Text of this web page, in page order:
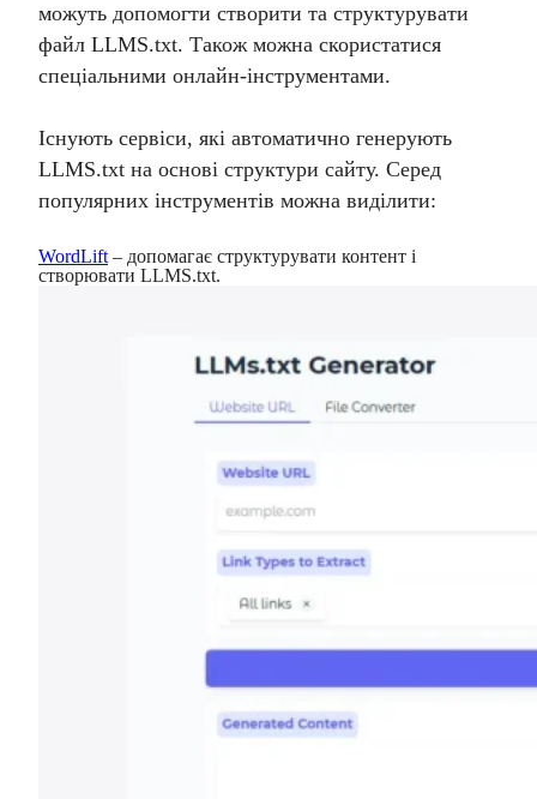
можуть допомогти створити та структурувати
файл LLMS.txt. Також можна скористатися
спеціальними онлайн-інструментами.
Існують сервіси, які автоматично генерують
LLMS.txt на основі структури сайту. Серед
популярних інструментів можна виділити:
WordLift – допомагає структурувати контент і
створювати LLMS.txt.